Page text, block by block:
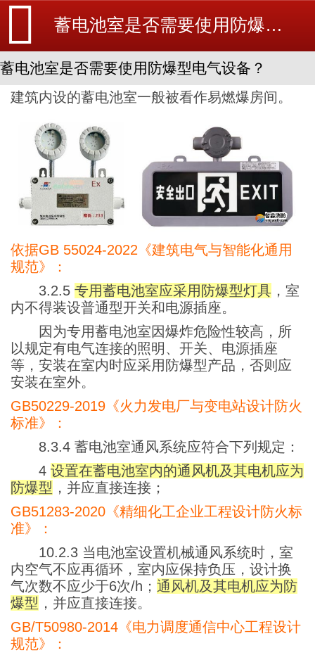
蓄电池室是否需要使用防爆型电气设备？-工程安装-消防设备安装_北京探测器清洗_江苏消防改造维修-苏州消防工程施工安装公司-
蓄电池室是否需要使用防爆型电气设备？
建筑内设的蓄电池室一般被看作易燃爆房间。
依据GB 55024-2022《建筑电气与智能化通用
规范》：
3.2.5 专用蓄电池室应采用防爆型灯具 ，室
内不得装设普通型开关和电源插座。
因为专用蓄电池室因爆炸危险性较高，所
以规定有电气连接的照明、开关、电源插座
等，安装在室内时应采用防爆型产品，否则应
安装在室外。
GB50229-2019《火力发电厂与变电站设计防火
标准》：
8.3.4 蓄电池室通风系统应符合下列规定：
4 设置在蓄电池室内的通风机及其电机应为
防爆型 ，并应直接连接；
GB51283-2020《精细化工企业工程设计防火标
准》：
10.2.3 当电池室设置机械通风系统时，室
内空气不应再循环，室内应保持负压，设计换
气次数不应少于6次/h； 通风机及其电机应为防
爆型 ，并应直接连接。
GB/T50980-2014《电力调度通信中心工程设计
规范》：